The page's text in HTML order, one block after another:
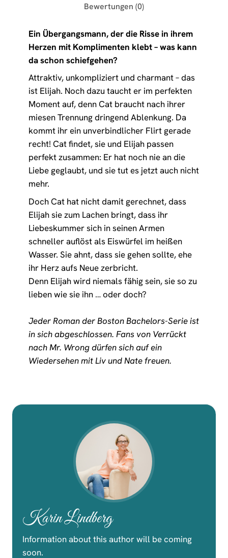
Bewertungen (0)
Ein Übergangsmann, der die Risse in ihrem
Herzen mit Komplimenten klebt – was kann
da schon schiefgehen?
Attraktiv, unkompliziert und charmant – das
ist Elijah. Noch dazu taucht er im perfekten
Moment auf, denn Cat braucht nach ihrer
miesen Trennung dringend Ablenkung. Da
kommt ihr ein unverbindlicher Flirt gerade
recht! Cat findet, sie und Elijah passen
perfekt zusammen: Er hat noch nie an die
Liebe geglaubt, und sie tut es jetzt auch nicht
mehr.
Doch Cat hat nicht damit gerechnet, dass
Elijah sie zum Lachen bringt, dass ihr
Liebeskummer sich in seinen Armen
schneller auflöst als Eiswürfel im heißen
Wasser. Sie ahnt, dass sie gehen sollte, ehe
ihr Herz aufs Neue zerbricht.
Denn Elijah wird niemals fähig sein, sie so zu
lieben wie sie ihn … oder doch?
Jeder Roman der Boston Bachelors-Serie ist
in sich abgeschlossen. Fans von Verrückt
nach Mr. Wrongdürfen sich auf ein
Wiedersehen mit Liv und Nate freuen.
Karin Lindberg
Information about this author will be coming
soon.